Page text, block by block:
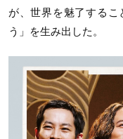
が、世界を魅了するこ
う」を生み出した。